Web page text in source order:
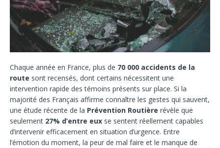
Chaque année en France, plus de 70 000 accidents de la
route sont recensés, dont certains nécessitent une
intervention rapide des témoins présents sur place. Si la
majorité des Français affirme connaître les gestes qui sauvent,
une étude récente de la Prévention Routière révèle que
seulement 27% d’entre eux se sentent réellement capables
d’intervenir efficacement en situation d’urgence. Entre
l’émotion du moment, la peur de mal faire et le manque de